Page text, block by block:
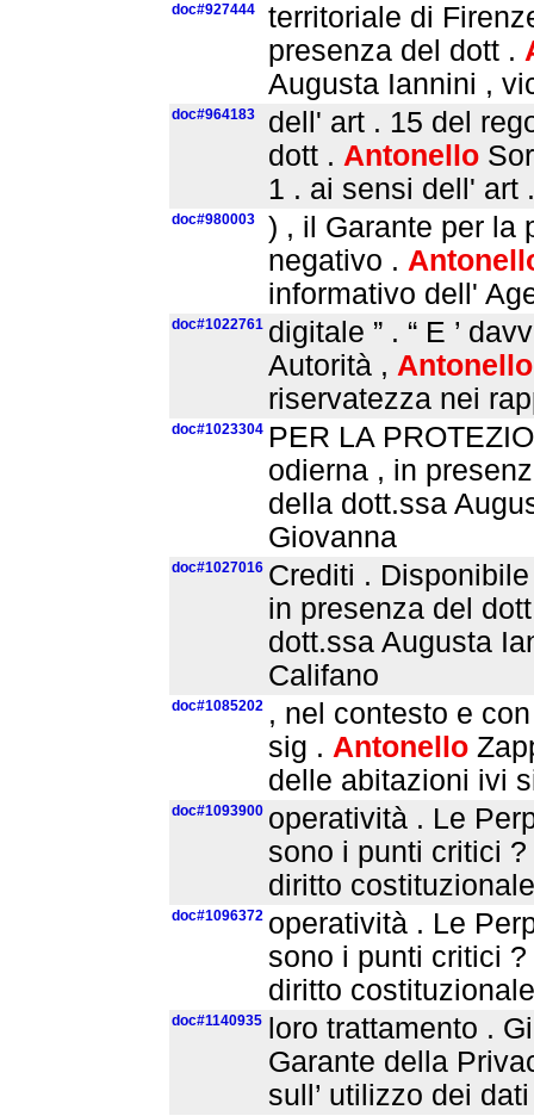
doc#927444
territoriale di
presenza del dott .
Augusta Iannini ,
doc#964183
dell' art . 15 del
dott . Antonello
1 . ai sensi dell' art .
doc#980003
) , il Garante per la
negativo .
informativo dell'
doc#1022761 digitale ” . “ E ’
Autorità , Antonello
riservatezza nei
doc#1023304 PER LA
odierna , in
della dott.ssa
Giovanna
doc#1027016 Crediti .
in presenza del
dott.ssa Augusta
Califano
doc#1085202 , nel contesto e
sig . Antonello
delle abitazioni ivi
doc#1093900 operatività . Le
sono i punti critici ?
diritto
doc#1096372 operatività . Le
sono i punti critici ?
diritto
doc#1140935
loro trattamento .
Garante della
sull’ utilizzo dei